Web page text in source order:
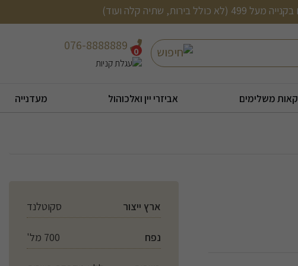
חיפוש
0
משלימים אביזרי יין ואלכוהול מעדנייה
ארץ ייצור סקוטלנד
נפח 700 מל'